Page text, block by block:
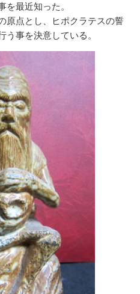
を最近知った。
原点とし、ヒポクラテスの誓
う事を決意している。